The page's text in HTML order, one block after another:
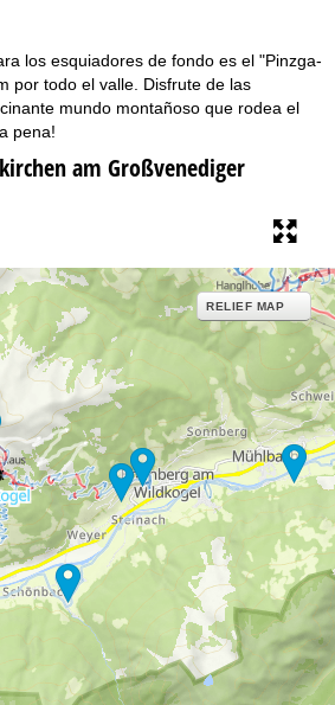
los esquiadores de fondo es el "Pinzga-
por todo el valle. Disfrute de las
mundo montañoso que rodea el
pena!
am Großvenediger
RELIEF MAP